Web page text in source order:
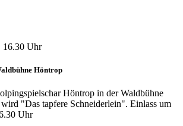
16.30 Uhr
Höntrop
Höntrop in der Waldbühne
"Das tapfere Schneiderlein". Einlass um
Uhr